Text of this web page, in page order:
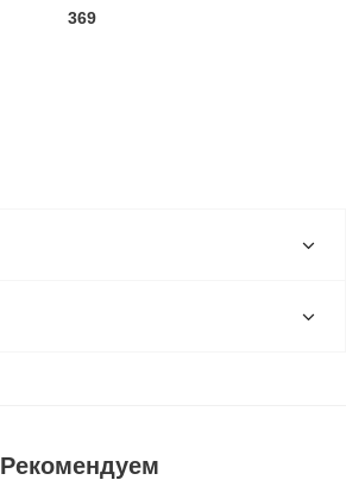
369
Рекомендуем